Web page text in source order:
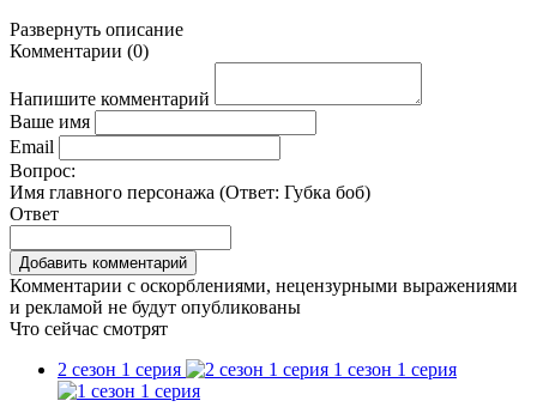
Развернуть описание
Комментарии (0)
Напишите комментарий
Ваше имя
Email
Вопрос:
Имя главного персонажа (Ответ: Губка боб)
Ответ
Комментарии с оскорблениями, нецензурными выражениями
и рекламой не будут опубликованы
Что сейчас смотрят
2 сезон 1 серия
1 сезон 1 серия